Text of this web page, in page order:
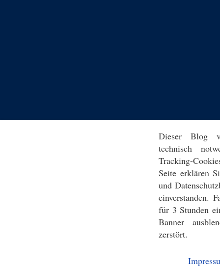
Dieser Blog
technisch
Tracking-
Seite erklären
und
einverstanden.
für 3 Stunden
Banner
zerstört.